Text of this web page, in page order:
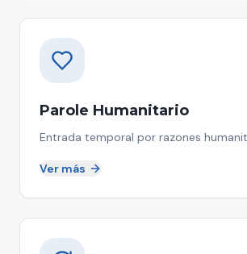
Parole Humanitario
Entrada temporal por razones
Ver más